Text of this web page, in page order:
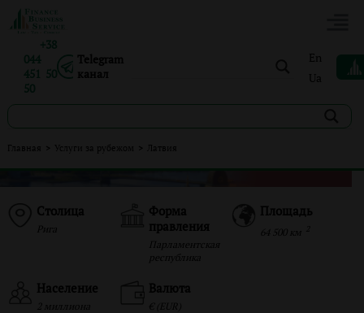
+38
044
451 50
50
Telegram
канал
En
Ua
Главная > Услуги за рубежом > Латвия
Столица
Рига
Форма
правления
Парламентская
республика
Площадь
64 500 км
Население
2 миллиона
Валюта
€ (EUR)